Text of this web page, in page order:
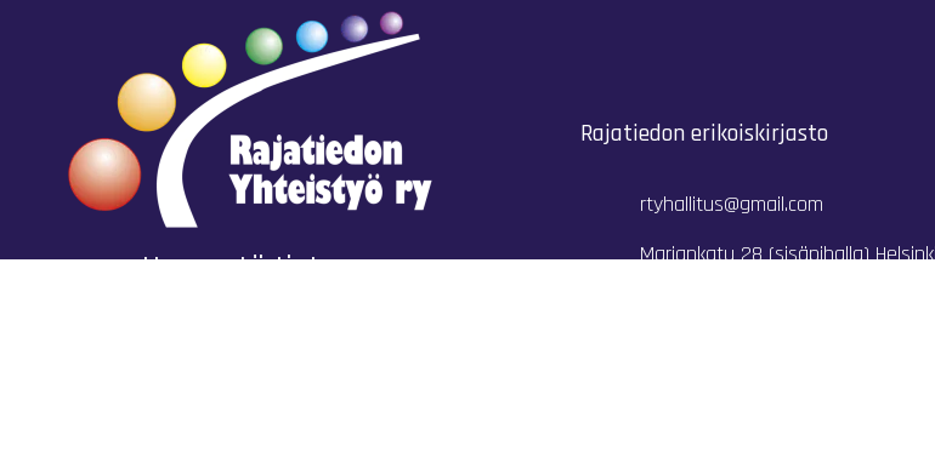
Hengestä tietoa,
Rajatiedon erikoiskirjasto
rtyhallitus@gmail.com
Mariankatu 28 (sisäpihalla)